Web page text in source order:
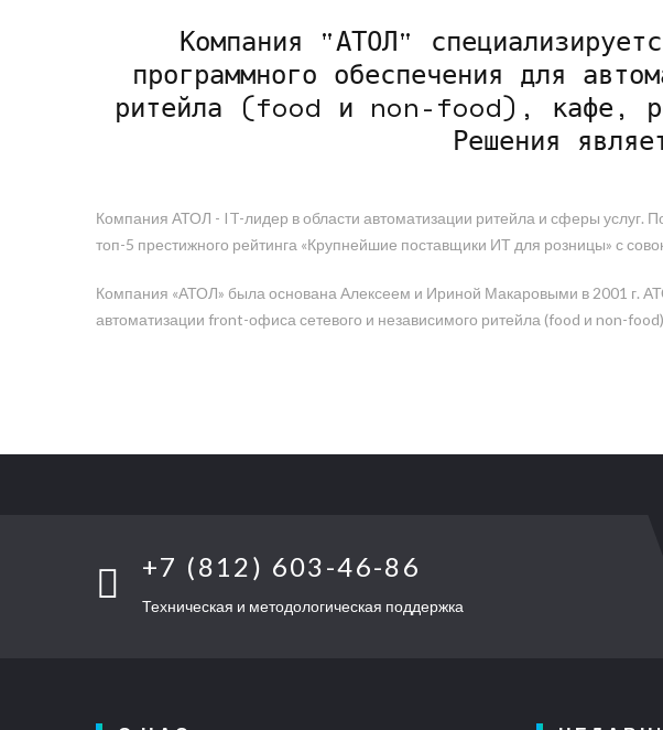
Компания "АТОЛ"
программного обеспечения для
ритейла (food и non-food), кафе,
Решения
Компания АТОЛ - IT-лидер в области автоматизации ритейла и сферы услуг.
топ-5 престижного рейтинга «Крупнейшие поставщики ИТ для розницы» с
Компания «АТОЛ» была основана Алексеем и Ириной Макаровыми в 2001 г.
автоматизации front-офиса сетевого и независимого ритейла (food и non-
+7 (812) 603-46-86
Техническая и методологическая поддержка